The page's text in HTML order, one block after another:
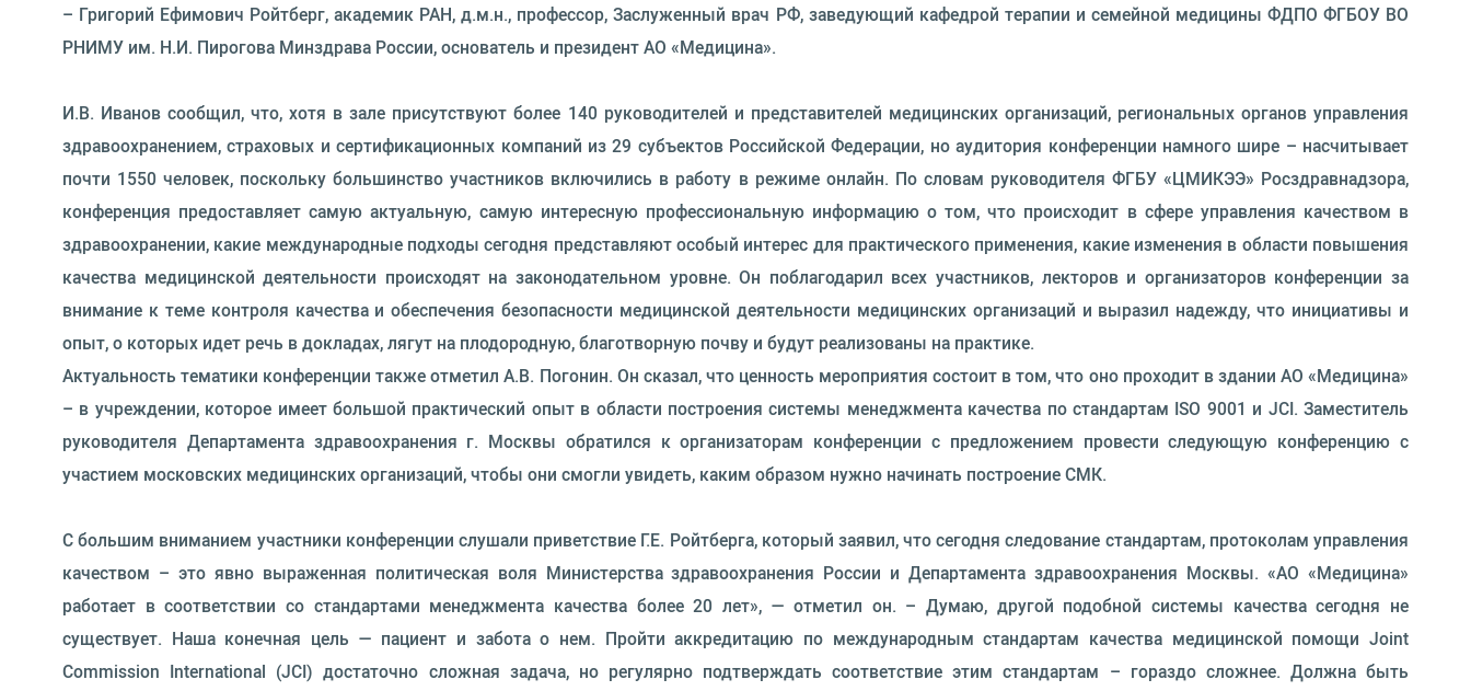
– Григорий Ефимович Ройтберг, академик РАН, д.м.н., профессор, Заслуженный врач РФ, заведующий кафедрой терапии и семейной медицины ФДПО ФГБОУ ВО
РНИМУ им. Н.И. Пирогова Минздрава России, основатель и президент АО «Медицина».
И.В. Иванов сообщил, что, хотя в зале присутствуют более 140 руководителей и представителей медицинских организаций, региональных органов управления
здравоохранением, страховых и сертификационных компаний из 29 субъектов Российской Федерации, но аудитория конференции намного шире – насчитывает
почти 1550 человек, поскольку большинство участников включились в работу в режиме онлайн. По словам руководителя ФГБУ «ЦМИКЭЭ» Росздравнадзора,
конференция предоставляет самую актуальную, самую интересную профессиональную информацию о том, что происходит в сфере управления качеством в
здравоохранении, какие международные подходы сегодня представляют особый интерес для практического применения, какие изменения в области повышения
качества медицинской деятельности происходят на законодательном уровне. Он поблагодарил всех участников, лекторов и организаторов конференции за
внимание к теме контроля качества и обеспечения безопасности медицинской деятельности медицинских организаций и выразил надежду, что инициативы и
опыт, о которых идет речь в докладах, лягут на плодородную, благотворную почву и будут реализованы на практике.
Актуальность тематики конференции также отметил А.В. Погонин. Он сказал, что ценность мероприятия состоит в том, что оно проходит в здании АО «Медицина»
– в учреждении, которое имеет большой практический опыт в области построения системы менеджмента качества по стандартам ISO 9001 и JCI. Заместитель
руководителя Департамента здравоохранения г. Москвы обратился к организаторам конференции с предложением провести следующую конференцию с
участием московских медицинских организаций, чтобы они смогли увидеть, каким образом нужно начинать построение СМК.
С большим вниманием участники конференции слушали приветствие Г.Е. Ройтберга, который заявил, что сегодня следование стандартам, протоколам управления
качеством – это явно выраженная политическая воля Министерства здравоохранения России и Департамента здравоохранения Москвы. «АО «Медицина»
работает в соответствии со стандартами менеджмента качества более 20 лет», — отметил он. – Думаю, другой подобной системы качества сегодня не
существует. Наша конечная цель — пациент и забота о нем. Пройти аккредитацию по международным стандартам качества медицинской помощи Joint
Commission International (JCI) достаточно сложная задача, но регулярно подтверждать соответствие этим стандартам – гораздо сложнее. Должна быть